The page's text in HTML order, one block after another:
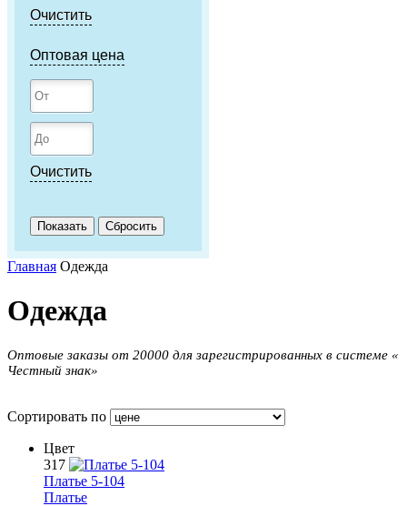
Очистить
Оптовая цена
Очистить
Главная Одежда
Одежда
Оптовые заказы от 20000 для зарегистрированных в системе «
Честный знак»
Сортировать по
Цвет
317
Платье 5-104
Платье